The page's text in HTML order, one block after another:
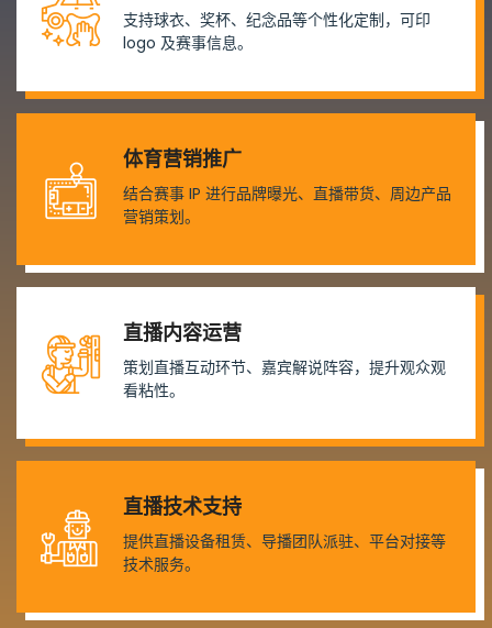
支持球衣、奖杯、纪念品等个性化定制，可印
logo 及赛事信息。
体育营销推广
结合赛事 IP 进行品牌曝光、直播带货、周边产品
营销策划。
直播内容运营
策划直播互动环节、嘉宾解说阵容，提升观众观
看粘性。
直播技术支持
提供直播设备租赁、导播团队派驻、平台对接等
技术服务。